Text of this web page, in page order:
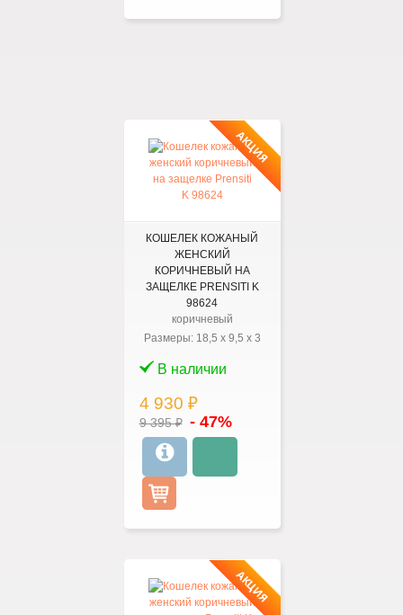
АКЦИЯ
КОШЕЛЕК КОЖАНЫЙ
ЖЕНСКИЙ
КОРИЧНЕВЫЙ НА
ЗАЩЕЛКЕ PRENSITI K
98624
коричневый
Размеры: 18,5 x 9,5 x 3
В наличии
4 930 ₽
9 395 ₽ - 47%
АКЦИЯ